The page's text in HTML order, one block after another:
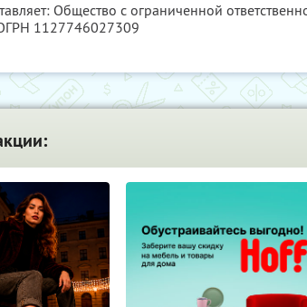
Общество с ограниченной
1127746027309